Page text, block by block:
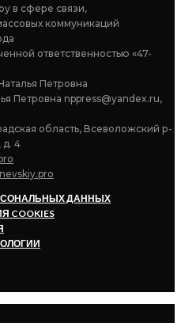
в сфере связи,
коммуникаций
ответственностью «47-
Петровна
Петровна nppress@yandex.ru,
область, Всеволожский р-
д. 4
ДАННЫХ
COOKIES